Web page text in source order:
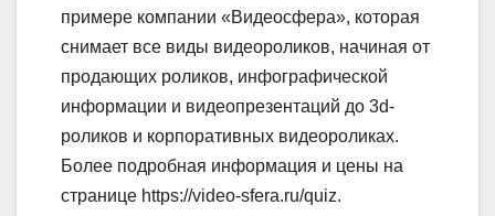
примере компании «Видеосфера», которая
снимает все виды видеороликов, начиная от
продающих роликов, инфографической
информации и видеопрезентаций до 3d-
роликов и корпоративных видеороликах.
Более подробная информация и цены на
странице https://video-sfera.ru/quiz.